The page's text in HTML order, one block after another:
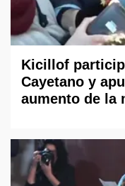
Kicillof
Cayetano y
aumento de la